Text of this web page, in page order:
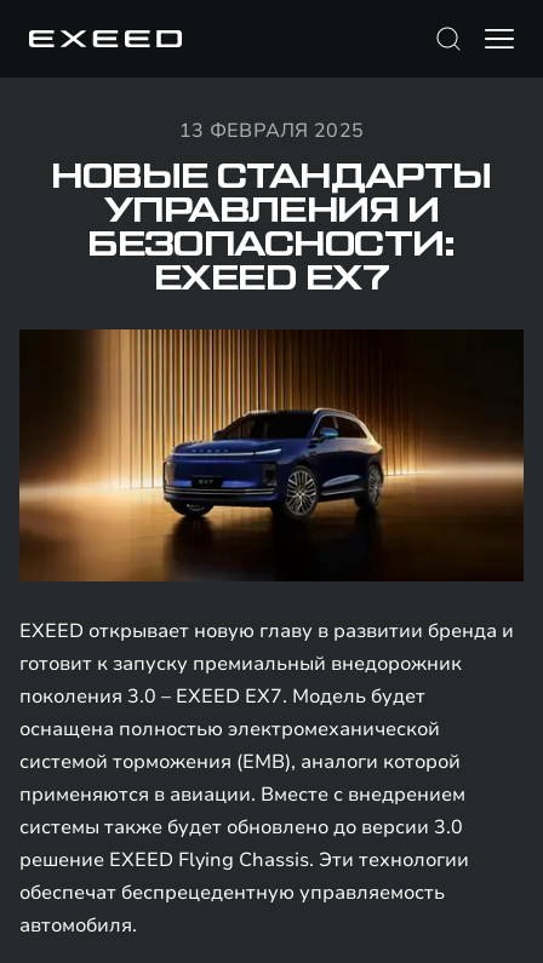
13 ФЕВРАЛЯ 2025
НОВЫЕ СТАНДАРТЫ
УПРАВЛЕНИЯ И
БЕЗОПАСНОСТИ:
EXEED EX7
EXEED открывает новую главу в развитии бренда и
готовит к запуску премиальный внедорожник
поколения 3.0 – EXEED EX7. Модель будет
оснащена полностью электромеханической
системой торможения (EMB), аналоги которой
применяются в авиации. Вместе с внедрением
системы также будет обновлено до версии 3.0
решение EXEED Flying Chassis. Эти технологии
обеспечат беспрецедентную управляемость
автомобиля.